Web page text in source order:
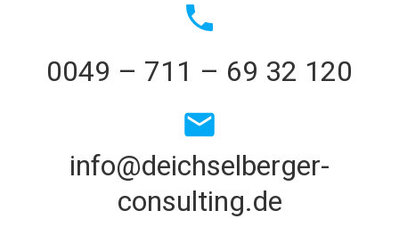
0049 – 711 – 69 32 120
info@deichselberger-
consulting.de